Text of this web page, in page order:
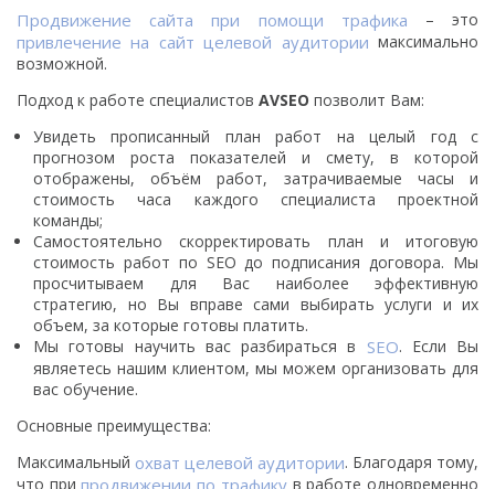
Продвижение сайта при помощи трафика – это
привлечение на сайтцелевой аудитории максимально
возможной.
Подход к работе специалистов AVSEO позволит Вам:
Увидеть прописанный план работ на целый год с
прогнозом роста показателей и смету, в которой
отображены, объём работ, затрачиваемые часы и
стоимость часа каждого специалиста проектной
команды;
Самостоятельно скорректировать план и итоговую
стоимость работ по SEO до подписания договора. Мы
просчитываем для Вас наиболее эффективную
стратегию, но Вы вправе сами выбирать услуги и их
объем, за которые готовы платить.
Мы готовы научить вас разбираться в SEO. Если Вы
являетесь нашим клиентом, мы можем организовать для
вас обучение.
Основные преимущества:
Максимальный охват целевой аудитории. Благодаря тому,
что при
в работе одновременно